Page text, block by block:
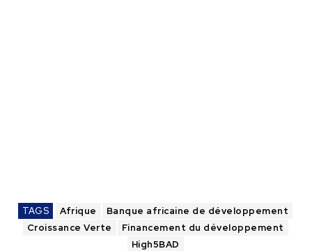
TAGS Afrique
Banque africaine de développement
Croissance Verte
Financement du développement
High5BAD